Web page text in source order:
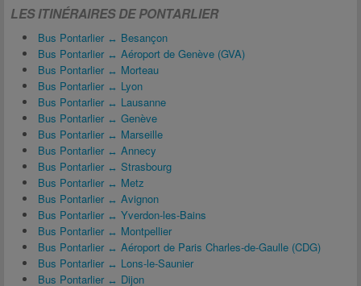
LES ITINÉRAIRES DE PONTARLIER
Bus Pontarlier ↔ Besançon
Bus Pontarlier ↔ Aéroport de Genève (GVA)
Bus Pontarlier ↔ Morteau
Bus Pontarlier ↔ Lyon
Bus Pontarlier ↔ Lausanne
Bus Pontarlier ↔ Genève
Bus Pontarlier ↔ Marseille
Bus Pontarlier ↔ Annecy
Bus Pontarlier ↔ Strasbourg
Bus Pontarlier ↔ Metz
Bus Pontarlier ↔ Avignon
Bus Pontarlier ↔ Yverdon-les-Bains
Bus Pontarlier ↔ Montpellier
Bus Pontarlier ↔ Aéroport de Paris Charles-de-Gaulle (CDG)
Bus Pontarlier ↔ Lons-le-Saunier
Bus Pontarlier ↔ Dijon